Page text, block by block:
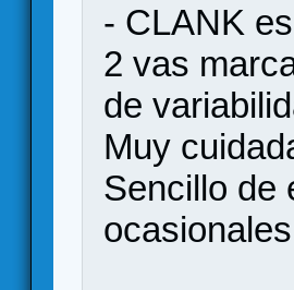
- CLANK
2 vas
de
Muy
Sencillo de